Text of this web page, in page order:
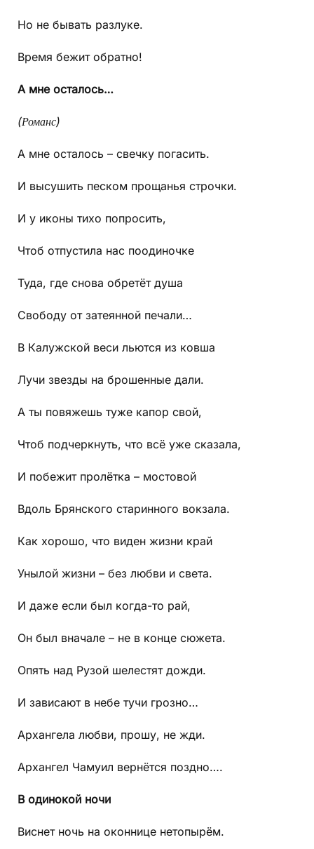
Но не бывать разлуке.
Время бежит обратно!
А мне осталось…
(Романс)
А мне осталось – свечку погасить.
И высушить песком прощанья строчки.
И у иконы тихо попросить,
Чтоб отпустила нас поодиночке
Туда, где снова обретёт душа
Свободу от затеянной печали…
В Калужской веси льются из ковша
Лучи звезды на брошенные дали.
А ты повяжешь туже капор свой,
Чтоб подчеркнуть, что всё уже сказала,
И побежит пролётка – мостовой
Вдоль Брянского старинного вокзала.
Как хорошо, что виден жизни край
Унылой жизни – без любви и света.
И даже если был когда-то рай,
Он был вначале – не в конце сюжета.
Опять над Рузой шелестят дожди.
И зависают в небе тучи грозно…
Архангела любви, прошу, не жди.
Архангел Чамуил вернётся поздно….
В одинокой ночи
Виснет ночь на оконнице нетопырём.